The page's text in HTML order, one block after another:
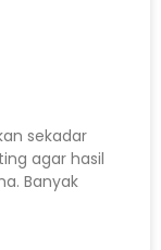
sekadar
agar hasil
Banyak